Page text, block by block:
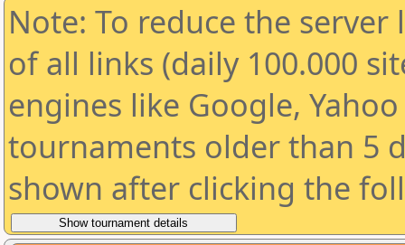
Note: To reduce the
of all links (daily 100.000
engines like Google,
tournaments older than 5
shown after clicking the